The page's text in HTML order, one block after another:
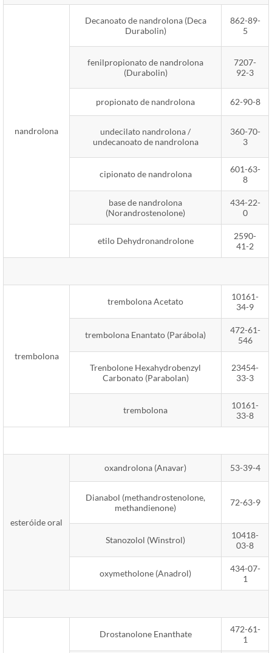
nandrolona
Decanoato de nandrolona (Deca
Durabolin)
862-89-
5
fenilpropionato de nandrolona
(Durabolin)
7207-
92-3
propionato de nandrolona 62-90-8
undecilato nandrolona /
undecanoato de nandrolona
360-70-
3
cipionato de nandrolona
601-63-
8
base de nandrolona
(Norandrostenolone)
434-22-
0
etilo Dehydronandrolone
2590-
41-2
trembolona
trembolona Acetato
10161-
34-9
trembolona Enantato (Parábola)
472-61-
546
Trenbolone Hexahydrobenzyl
Carbonato (Parabolan)
23454-
33-3
trembolona
10161-
33-8
esteróide oral
oxandrolona (Anavar) 53-39-4
Dianabol (methandrostenolone,
methandienone)
72-63-9
Stanozolol (Winstrol)
10418-
03-8
oxymetholone (Anadrol)
434-07-
1
Drostanolone Enanthate
472-61-
1